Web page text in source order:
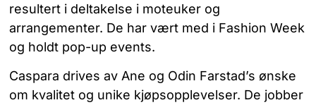
resultert i deltakelse i moteuker og
arrangementer. De har vært med i Fashion Week
og holdt pop-up events.
Caspara drives av Ane og Odin Farstad’s ønske
om kvalitet og unike kjøpsopplevelser. De jobber